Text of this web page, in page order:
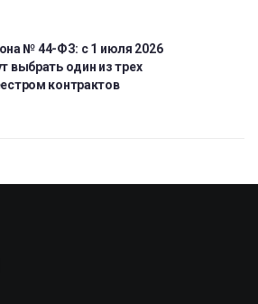
№ 44-ФЗ: с 1 июля 2026
выбрать один из трех
контрактов